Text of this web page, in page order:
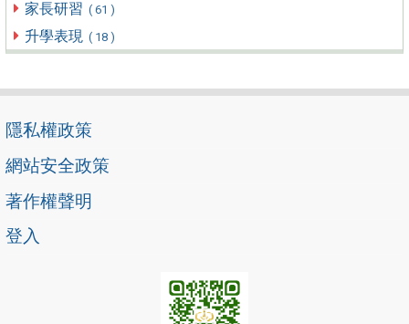
家長研習 ( 61 )
升學表現 ( 18 )
隱私權政策
網站安全政策
著作權聲明
登入